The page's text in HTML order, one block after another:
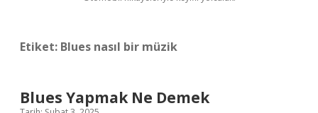
Etiket: Blues nasıl bir müzik
Blues Yapmak Ne Demek